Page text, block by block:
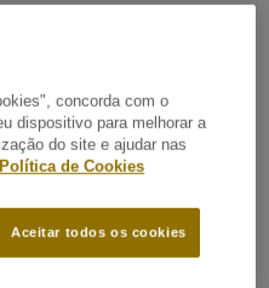
Ver todos os designs (4)
apoio e
concorda com o
dispositivo para melhorar a
do site e ajudar nas
Política de Cookies
Aceitar todos os cookies